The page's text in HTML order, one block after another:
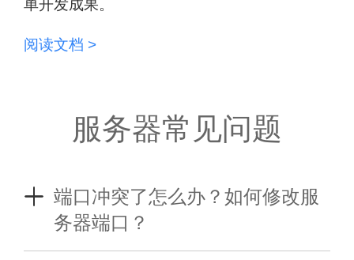
单开发成果。
阅读文档 >
服务器常见问题
端口冲突了怎么办？如何修改服
务器端口？
很多时间在安装部署O2OA(翱途)开发平